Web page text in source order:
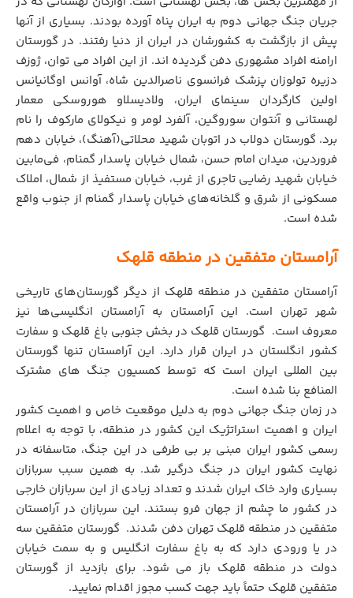
جریان جنگ جهانی دوم به ایران پناه آورده بودند. بسیاری از آنها
پیش از بازگشت به کشورشان در ایران از دنیا رفتند. در گورستان
ارامنه افراد مشهوری دفن گردیده اند. از این افراد می توان، ژوزف
دزیره تولوزان پزشک فرانسوی ناصرالدین شاه، آوانس اوگانیانس
اولین کارگردان سینمای ایران، ولادیسلاو هوروسکی معمار
لهستانی و آنتوان سوروگین، آلفرد لومر و نیکولای مارکوف را نام
برد. گورستان دولاب در اتوبان شهید محلاتی(آهنگ)، خیابان دهم
فروردین، میدان امام حسن، شمال خیابان پاسدار گمنام، فی‌مابین
خیابان شهید رضایی تاجری از غرب، خیابان مستفیذ از شمال، املاک
مسکونی از شرق و گلخانه‌های خیابان پاسدار گمنام از جنوب واقع
شده‌ است.
آرامستان متفقین در منطقه قلهک
آرامستان متفقین در منطقه قلهک از دیگر گورستان‌های تاریخی
شهر تهران است. این آرامستان به آرامستان انگلیسی‌ها نیز
معروف است. ‌ گورستان قلهک در بخش جنوبی باغ قلهک و سفارت
کشور انگلستان در ایران قرار دارد. این آرامستان تنها گورستان
بین المللی ایران است که توسط کمسیون جنگ های مشترک
المنافع بنا شده است.
در زمان جنگ جهانی دوم به دلیل موقعیت خاص و اهمیت کشور
ایران و اهمیت استراتژیک این کشور در منطقه، با توجه به اعلام
رسمی کشور ایران مبنی بر بی طرفی در این جنگ، متاسفانه در
نهایت کشور ایران در جنگ درگیر شد. به همین سبب سربازان
بسیاری وارد خاک ایران شدند و تعداد زیادی از این سربازان خارجی
در کشور ما چشم از جهان فرو بستند. این سربازان در آرامستان
متفقین در منطقه قلهک تهران دفن شدند. گورستان متفقین سه
در یا ورودی دارد که به باغ سفارت انگلیس و به سمت خیابان
دولت در منطقه قلهک باز می شود. برای بازدید از گورستان
متفقین قلهک حتماً باید جهت کسب مجوز اقدام نمایید.